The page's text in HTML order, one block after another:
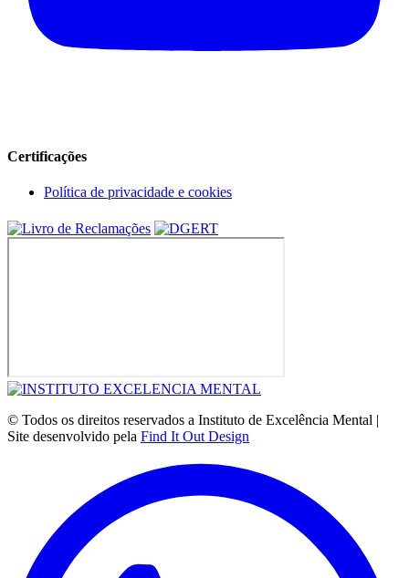
Certificações
Política de privacidade e cookies
© Todos os direitos reservados a Instituto de Excelência Mental |
Site desenvolvido pela Find It Out Design